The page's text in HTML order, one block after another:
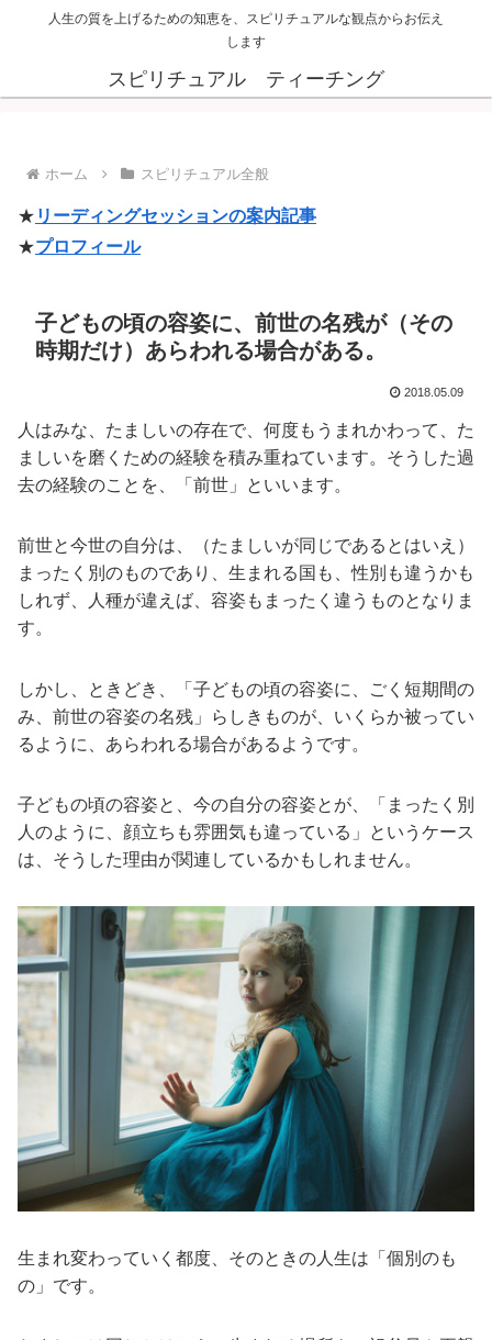
人生の質を上げるための知恵を、スピリチュアルな観点からお伝え
します
スピリチュアル ティーチング
ホーム スピリチュアル全般
★ リーディングセッションの案内記事
★プロフィール
子どもの頃の容姿に、前世の名残が（その
時期だけ）あらわれる場合がある。
2018.05.09
人はみな、たましいの存在で、何度もうまれかわって、た
ましいを磨くための経験を積み重ねています。そうした過
去の経験のことを、「前世」といいます。
前世と今世の自分は、（たましいが同じであるとはいえ）
まったく別のものであり、生まれる国も、性別も違うかも
しれず、人種が違えば、容姿もまったく違うものとなりま
す。
しかし、ときどき、「子どもの頃の容姿に、ごく短期間の
み、前世の容姿の名残」らしきものが、いくらか被ってい
るように、あらわれる場合があるようです。
子どもの頃の容姿と、今の自分の容姿とが、「まったく別
人のように、顔立ちも雰囲気も違っている」というケース
は、そうした理由が関連しているかもしれません。
生まれ変わっていく都度、そのときの人生は「個別のも
の」です。